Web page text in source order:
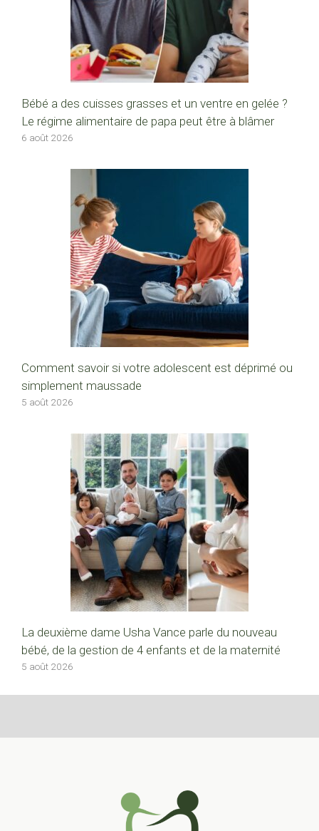
Bébé a des cuisses grasses et un ventre en gelée ?
Le régime alimentaire de papa peut être à blâmer
6 août 2026
Comment savoir si votre adolescent est déprimé ou
simplement maussade
5 août 2026
La deuxième dame Usha Vance parle du nouveau
bébé, de la gestion de 4 enfants et de la maternité
5 août 2026